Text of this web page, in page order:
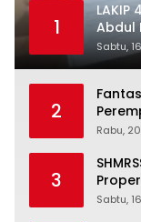
1
LAKIP
Abdul
Sabtu,
2
Mas
Rabu,
3
Sabtu,